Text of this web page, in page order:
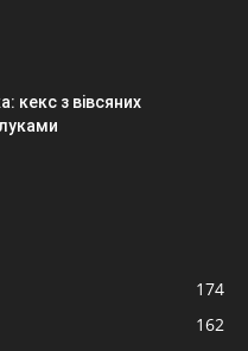
кекс з вівсяних
174
162